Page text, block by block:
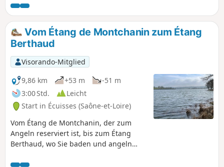
und Seine in Montereau-Fault-Yonne
durch die gesamte Bourgogne bis nach
Macon führt. Es ist auch der Weg der
„Ewigen Bourgogne“, wo Geschichte
und Kulturerbe sich vermischen und
uns die Schönheit der Natur
offenbaren.
Vom Étang de Montchanin zum Étang
Berthaud
Visorando-Mitglied
9,86 km
+53 m
-51 m
3:00 Std.
Leicht
Start in Écuisses (Saône-et-Loire)
Vom Étang de Montchanin, der zum
Angeln reserviert ist, bis zum Étang
Berthaud, wo Sie baden und angeln
du Centre (dieser Kanal verbindet die